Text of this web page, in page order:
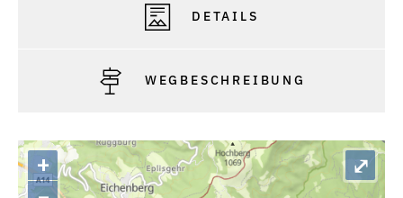
DETAILS
WEGBESCHREIBUNG
+
⤢